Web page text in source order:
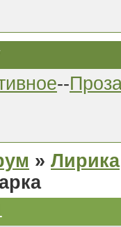
--
» Лирика